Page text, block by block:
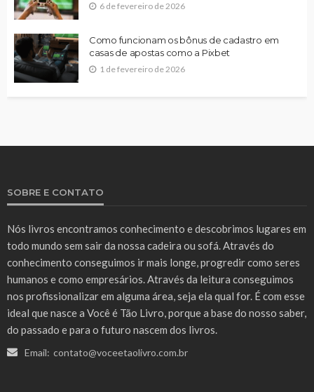
6 de fevereiro de 2026
Como funcionam os bônus de cadastro em
casas de apostas como a Pixbet
1 de fevereiro de 2026
SOBRE E CONTATO
Nós livros encontramos conhecimento e descobrimos lugares em
todo mundo sem sair da nossa cadeira ou sofá. Através do
conhecimento conseguimos ir mais longe, progredir como seres
humanos e como empresários. Através da leitura conseguimos
nos profissionalizar em alguma área, seja ela qual for. É com esse
ideal que nasce a Você é Tão Livro, porque a base do nosso saber,
do passado e para o futuro nascem dos livros.
Email: contato@voceetaolivro.com.br